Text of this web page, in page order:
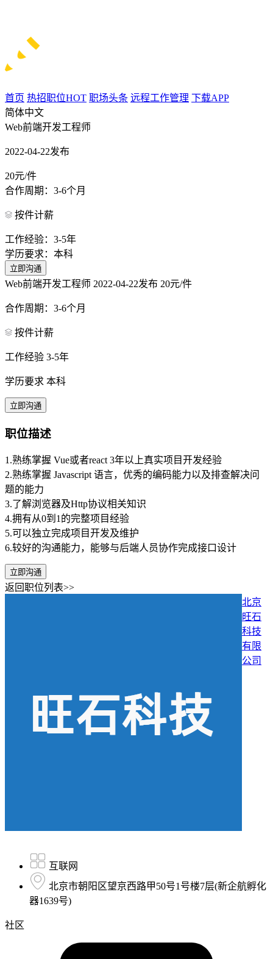
首页 热招职位HOT 职场头条 远程工作管理 下载APP
简体中文
Web前端开发工程师
2022-04-22发布
20元/件
合作周期：3-6个月
按件计薪
工作经验：3-5年
学历要求：本科
立即沟通
Web前端开发工程师 2022-04-22发布 20元/件
合作周期：3-6个月
按件计薪
工作经验 3-5年
学历要求 本科
立即沟通
职位描述
1.熟练掌握 Vue或者react 3年以上真实项目开发经验
2.熟练掌握 Javascript 语言，优秀的编码能力以及排查解决问
题的能力
3.了解浏览器及Http协议相关知识
4.拥有从0到1的完整项目经验
5.可以独立完成项目开发及维护
6.较好的沟通能力，能够与后端人员协作完成接口设计
立即沟通
返回职位列表>>
北京
旺石
科技
有限
公司
互联网
北京市朝阳区望京西路甲50号1号楼7层(新企航孵化
器1639号)
社区